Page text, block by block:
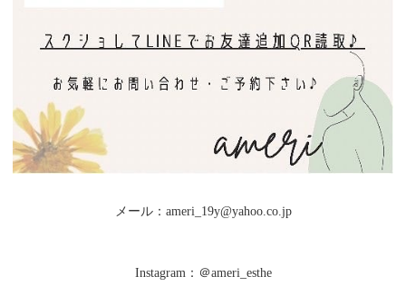
メール：ameri_19y@yahoo.co.jp
Instagram：＠ameri_esthe